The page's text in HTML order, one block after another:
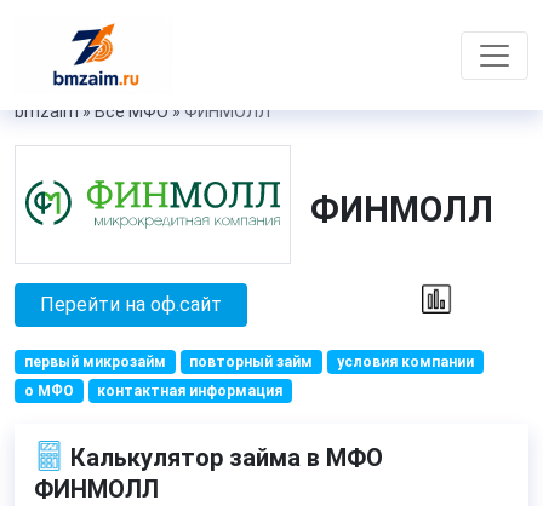
bmzaim»Все МФО»ФИНМОЛЛ
ФИНМОЛЛ
Перейти на оф.сайт
первый микрозайм повторный займ
условия компании
о МФО
контактная информация
Калькулятор займа в МФО
ФИНМОЛЛ